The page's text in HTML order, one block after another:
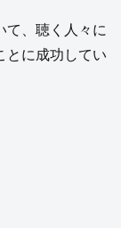
て、聴く人々に
とに成功してい